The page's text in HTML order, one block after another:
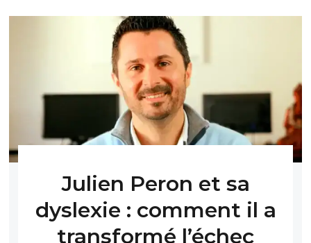
Julien Peron et sa
dyslexie : comment il a
transformé l’échec